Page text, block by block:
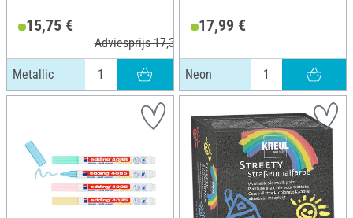
15,75 €
Adviesprijs 17,39 €
Metallic
17,99 €
Neon